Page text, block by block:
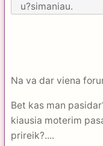
u?simaniau.
Na va dar viena
Bet kas man
kiausia moterim
prireik?....